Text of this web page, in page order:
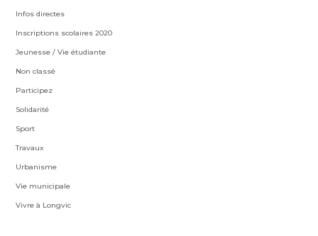
Infos directes
Inscriptions scolaires 2020
Jeunesse / Vie étudiante
Non classé
Participez
Solidarité
Sport
Travaux
Urbanisme
Vie municipale
Vivre à Longvic